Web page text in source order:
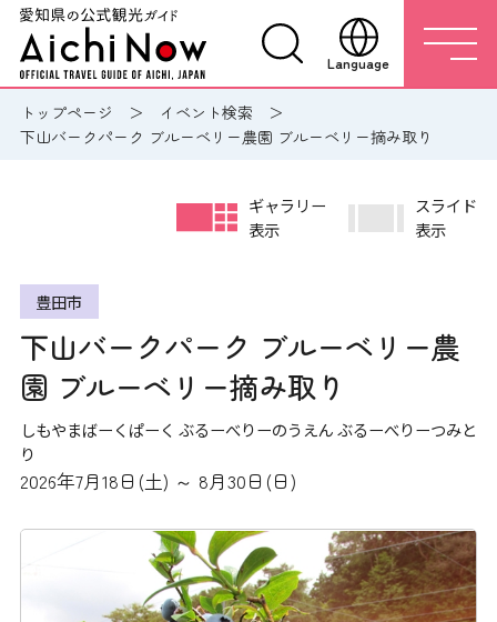
Language
トップページ
イベント検索
下山バークパーク ブルーベリー農園 ブルーベリー摘み取り
豊田市
下山バークパーク ブルーベリー農
園 ブルーベリー摘み取り
しもやまばーくぱーく ぶるーべりーのうえん ぶるーべりーつみと
り
2026年7月18日(土) ～ 8月30日(日)
ギャラリー
表示
スライド
表示